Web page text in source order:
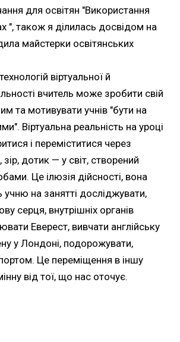
для освітян "Використання
", також я ділилась досвідом на
майстерки освітянських
віртуальної й
вчитель може зробити свій
та мотивувати учнів "бути на
Віртуальна реальність на уроці
і переміститися через
зір, дотик — у світ, створений
Це ілюзія дійсності, вона
на занятті досліджувати,
серця, внутрішніх органів
Еверест, вивчати англійську
у Лондоні, подорожувати,
Це переміщення в іншу
від тої, що нас оточує.